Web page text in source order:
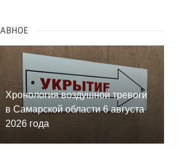
Хронология воздушной тревоги
в Самарской области 6 августа
2026 года